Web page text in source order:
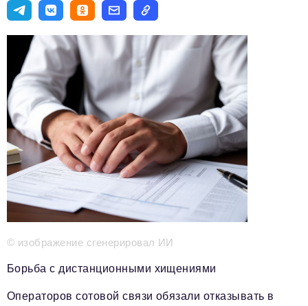
Мероприятия
Видео
Телефон редакции:+7 495 727-01-67
Электронные почты редакции:
Информационный отдел
info@business-magazine.online
Отдел рекламы
reklama@business-magazine.online
Отдел распространения/редакционная подписка
podpiska@business-magazine.online
Отдел по работе с партнерами
© изображение сгенерировал ИИ
Борьба с дистанционными хищениями
Операторов сотовой связи обязали отказывать в